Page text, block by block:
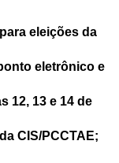
eleições da
eletrônico e
12, 13 e 14 de
CIS/PCCTAE;